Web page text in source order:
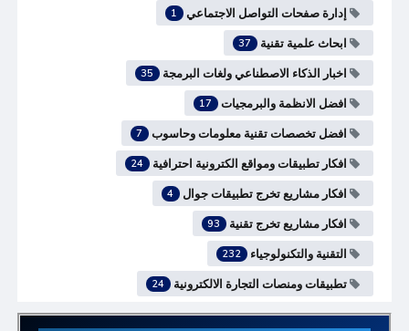
إدارة صفحات التواصل الاجتماعي 1
ابحاث علمية تقنية 37
اخبار الذكاء الاصطناعي ولغات البرمجة 35
افضل الانظمة والبرمجيات 17
افضل تخصصات تقنية معلومات وحاسوب 7
افكار تطبيقات ومواقع الكترونية احترافية 24
افكار مشاريع تخرج تطبيقات جوال 4
افكار مشاريع تخرج تقنية 93
التقنية والتكنولوجياء 232
تطبيقات ومنصات التجارة الالكترونية 24